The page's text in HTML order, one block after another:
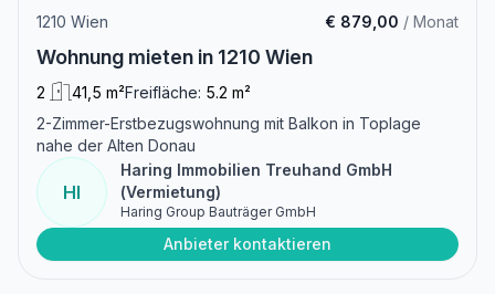
1210 Wien € 879,00 / Monat
Wohnung mieten in 1210 Wien
2 41,5 m²Freifläche: 5.2 m²
2-Zimmer-Erstbezugswohnung mit Balkon in Toplage
nahe der Alten Donau
HI
Haring Immobilien Treuhand GmbH
(Vermietung)
Haring Group Bauträger GmbH
Anbieter kontaktieren